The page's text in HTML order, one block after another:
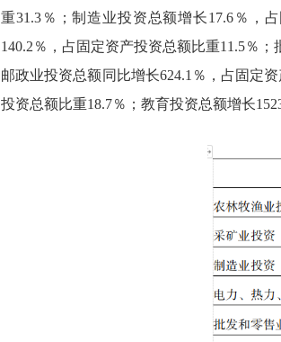
重31.3％；制造业投资总额增长17.6％，
140.2％，占固定资产投资总额比重11.5％
邮政业投资总额同比增长624.1％，占固定
投资总额比重18.7％；教育投资总额增长